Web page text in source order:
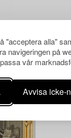
"acceptera alla"
navigeringen på
vår
Avvisa icke-